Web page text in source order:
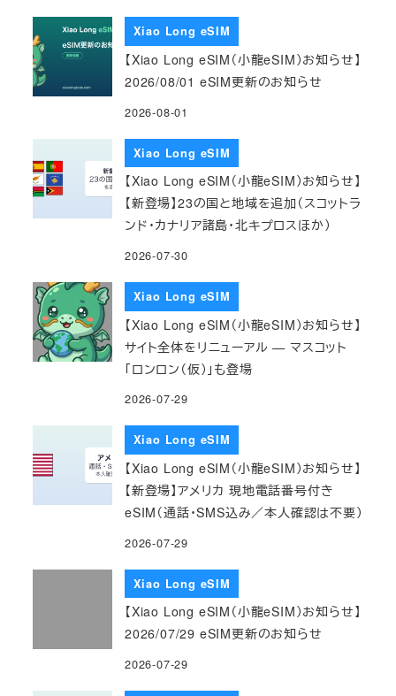
Xiao Long eSIM
【Xiao Long eSIM（小龍eSIM）お知らせ】
2026/08/01 eSIM更新のお知らせ
2026-08-01
Xiao Long eSIM
【Xiao Long eSIM（小龍eSIM）お知らせ】
【新登場】23の国と地域を追加（スコットラ
ンド・カナリア諸島・北キプロスほか）
2026-07-30
Xiao Long eSIM
【Xiao Long eSIM（小龍eSIM）お知らせ】
サイト全体をリニューアル — マスコット
「ロンロン（仮）」も登場
2026-07-29
Xiao Long eSIM
【Xiao Long eSIM（小龍eSIM）お知らせ】
【新登場】アメリカ 現地電話番号付き
eSIM（通話・SMS込み／本人確認は不要）
2026-07-29
Xiao Long eSIM
【Xiao Long eSIM（小龍eSIM）お知らせ】
2026/07/29 eSIM更新のお知らせ
2026-07-29